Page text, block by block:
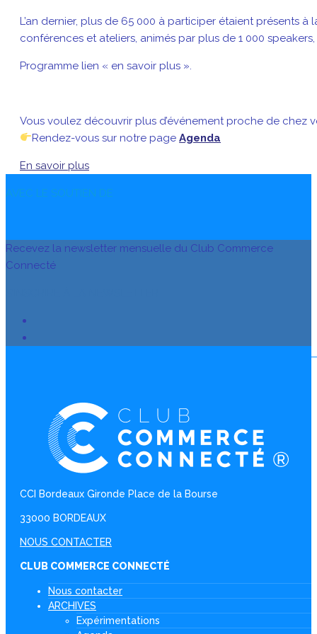
L’an dernier, plus de 65 000 à participer étaient présents
conférences et ateliers, animés par plus de 1 000
Programme lien « en savoir plus ».
Vous voulez découvrir plus d’événement proche de chez
Rendez-vous sur notre pageAgenda
En savoir plus
AVEC LE SOUTIEN DE
Recevez la newsletter mensuelle du Club Commerce
Connecté
CCI Bordeaux Gironde Place de la Bourse
33000 BORDEAUX
NOUS CONTACTER
CLUB COMMERCE CONNECTÉ
Nous contacter
ARCHIVES
Expérimentations